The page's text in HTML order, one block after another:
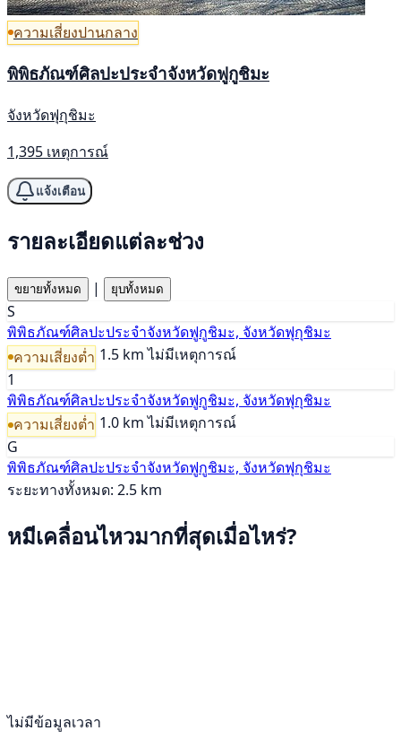
ความเสี่ยงปานกลาง
พิพิธภัณฑ์ศิลปะประจำจังหวัดฟูกูชิมะ
จังหวัดฟุกุชิมะ
1,395 เหตุการณ์
แจ้งเตือน
รายละเอียดแต่ละช่วง
ขยายทั้งหมด | ยุบทั้งหมด
S
พิพิธภัณฑ์ศิลปะประจำจังหวัดฟูกูชิมะ, จังหวัดฟุกุชิมะ
ความเสี่ยงต่ำ 1.5 km ไม่มีเหตุการณ์
1
พิพิธภัณฑ์ศิลปะประจำจังหวัดฟูกูชิมะ, จังหวัดฟุกุชิมะ
ความเสี่ยงต่ำ 1.0 km ไม่มีเหตุการณ์
G
พิพิธภัณฑ์ศิลปะประจำจังหวัดฟูกูชิมะ, จังหวัดฟุกุชิมะ
ระยะทางทั้งหมด: 2.5 km
หมีเคลื่อนไหวมากที่สุดเมื่อไหร่?
ไม่มีข้อมูลเวลา